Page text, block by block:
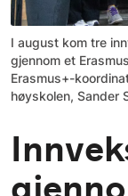
I august kom tre
gjennom et
Erasmus+-
høyskolen, Sander